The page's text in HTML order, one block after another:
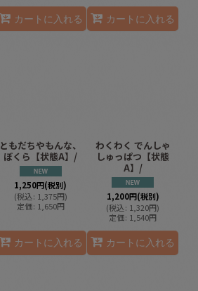
カートに入れる カートに入れる
ともだちやもんな、
ぼくら【状態A】/
1,250円(税別)
(税込: 1,375円)
定価: 1,650円
カートに入れる
わくわく でんしゃ
しゅっぱつ【状態
A】/
1,200円(税別)
(税込: 1,320円)
定価: 1,540円
カートに入れる